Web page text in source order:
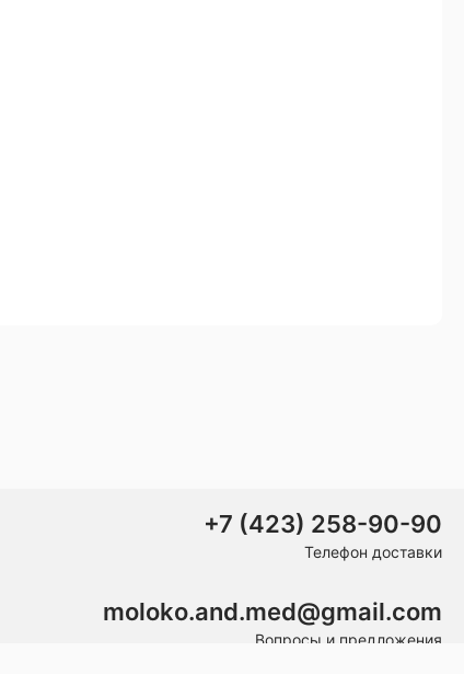
+7 (423) 258-90-90
Телефон доставки
moloko.and.med@gmail.com
Вопросы и предложения